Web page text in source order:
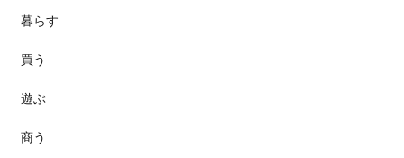
スイーツ
ランチ
カフェ
暮らす
買う
遊ぶ
商う